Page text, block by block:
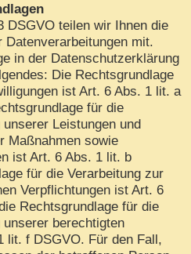
DSGVO teilen wir Ihnen die
Datenverarbeitungen mit.
in der Datenschutzerklärung
Die Rechtsgrundlage
ist Art. 6 Abs. 1 lit. a
für die
Leistungen und
Maßnahmen sowie
ist Art. 6 Abs. 1 lit. b
für die Verarbeitung zur
Verpflichtungen ist Art. 6
Rechtsgrundlage für die
berechtigten
lit. f DSGVO. Für den Fall,